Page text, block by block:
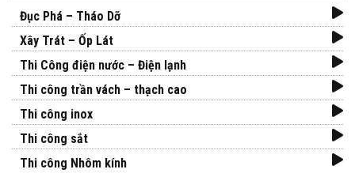
Đục Phá – Tháo Dỡ
Xây Trát – Ốp Lát
Thi Công điện nước – Điện lạnh
Thi công trần vách – thạch cao
Thi công inox
Thi công sắt
Thi công Nhôm kính